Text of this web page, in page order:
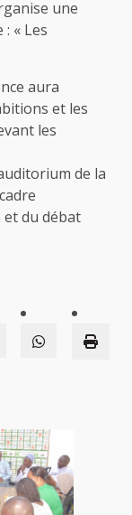
une
« Les
aura
et les
les
de la
et du débat